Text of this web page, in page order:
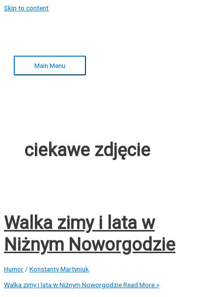
Skip to content
Main Menu
ciekawe zdjęcie
Walka zimy i lata w
Niżnym Noworgodzie
Humor/ Konstanty Martyniuk
Walka zimy i lata w Niżnym NoworgodzieRead More »